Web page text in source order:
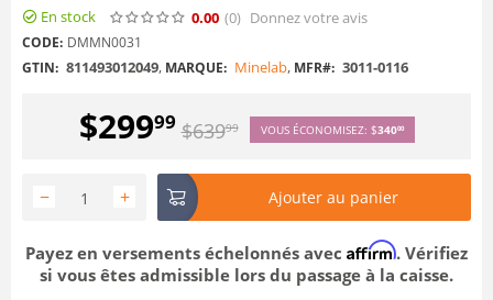
En stock 0.00 (0) Donnez votre avis
CODE: DMMN0031
GTIN: 811493012049, MARQUE: Minelab, MFR#: 3011-0116
$29999 $63999 VOUS ÉCONOMISEZ: $34000
+
− Ajouter au panier
Payez en versements échelonnés avec Affirm. Vérifiez
si vous êtes admissible lors du passage à la caisse.